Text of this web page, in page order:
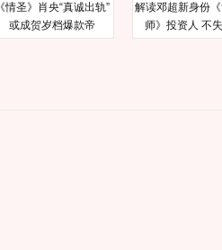
《情圣》肖央“真诚出轨”
或成贺岁档爆款帝
解读邓超新身份
师》投资人 不